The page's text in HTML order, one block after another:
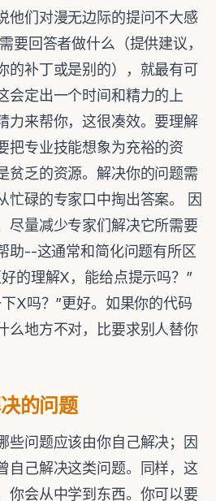
他们对漫无边际的提问不大感
要回答者做什么（提供建议，
的补丁或是别的），就最有可
会定出一个时间和精力的上
力来帮你，这很凑效。要理解
把专业技能想象为充裕的资
贫乏的资源。解决你的问题需
忙碌的专家口中掏出答案。 因
尽量减少专家们解决它所需要
助--这通常和简化问题有所区
的理解X，能给点提示吗？”
X吗？”更好。如果你的代码
么地方不对，比要求别人替你
的问题
些问题应该由你自己解决；因
自己解决这类问题。同样，这
你会从中学到东西。你可以要